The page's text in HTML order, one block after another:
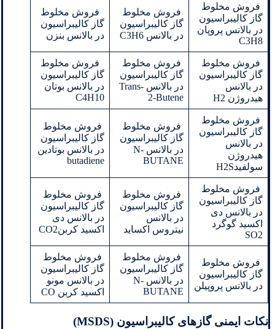
فروش مخلوط
گاز کالیبراسیون
در بالانس پروپان
C3H8
فروش مخلوط
گاز کالیبراسیون
در بالانس C3H6
فروش مخلوط
گاز کالیبراسیون
در بالانس بنزن
فروش مخلوط
گاز کالیبراسیون
در بالانس
هیدروژن H2
فروش مخلوط
گاز کالیبراسیون
در بالانس Trans-
2-Butene
فروش مخلوط
گاز کالیبراسیون
در بالانس بوتان
C4H10
فروش مخلوط
گاز کالیبراسیون
در بالانس
هیدروژن
سولفیدH2S
فروش مخلوط
گاز کالیبراسیون
در بالانس N-
BUTANE
فروش مخلوط
گاز کالیبراسیون
در بالانس بوتادین
butadiene
فروش مخلوط
گاز کالیبراسیون
در بالانس دی
اکسید گوگرد
SO2
فروش مخلوط
گاز کالیبراسیون
در بالانس
نیتروس اکساید
فروش مخلوط
گاز کالیبراسیون
در بالانس دی
اکسید کربنCO2
فروش مخلوط
گاز کالیبراسیون
در بالانس پروپیلن
فروش مخلوط
گاز کالیبراسیون
در بالانس N-
BUTANE
فروش مخلوط
گاز کالیبراسیون
در بالانس مونو
اکسید کربن CO
نکات ایمنی گازهای کالیبراسیون (MSDS)